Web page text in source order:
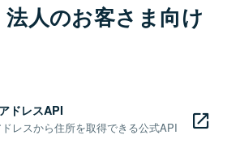
法人のお客さま向け
ドレスAPI
レスから住所を取得できる公式API